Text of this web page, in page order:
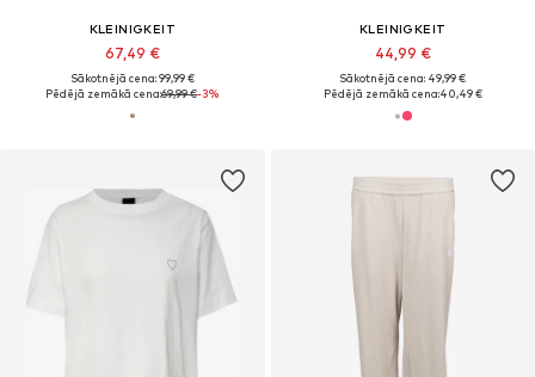
KLEINIGKEIT
67,49 €
Sākotnējā cena: 99,99 €
Pēdējā zemākā cena:69,99 €-3%
KLEINIGKEIT
44,99 €
Sākotnējā cena: 49,99 €
Pēdējā zemākā cena:40,49 €